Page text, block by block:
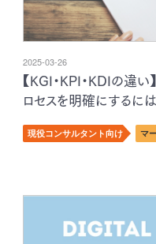
2025-03-26
【KGI・KPI・KDIの違
ロセスを明確にするには
現役コンサルタント向け マ